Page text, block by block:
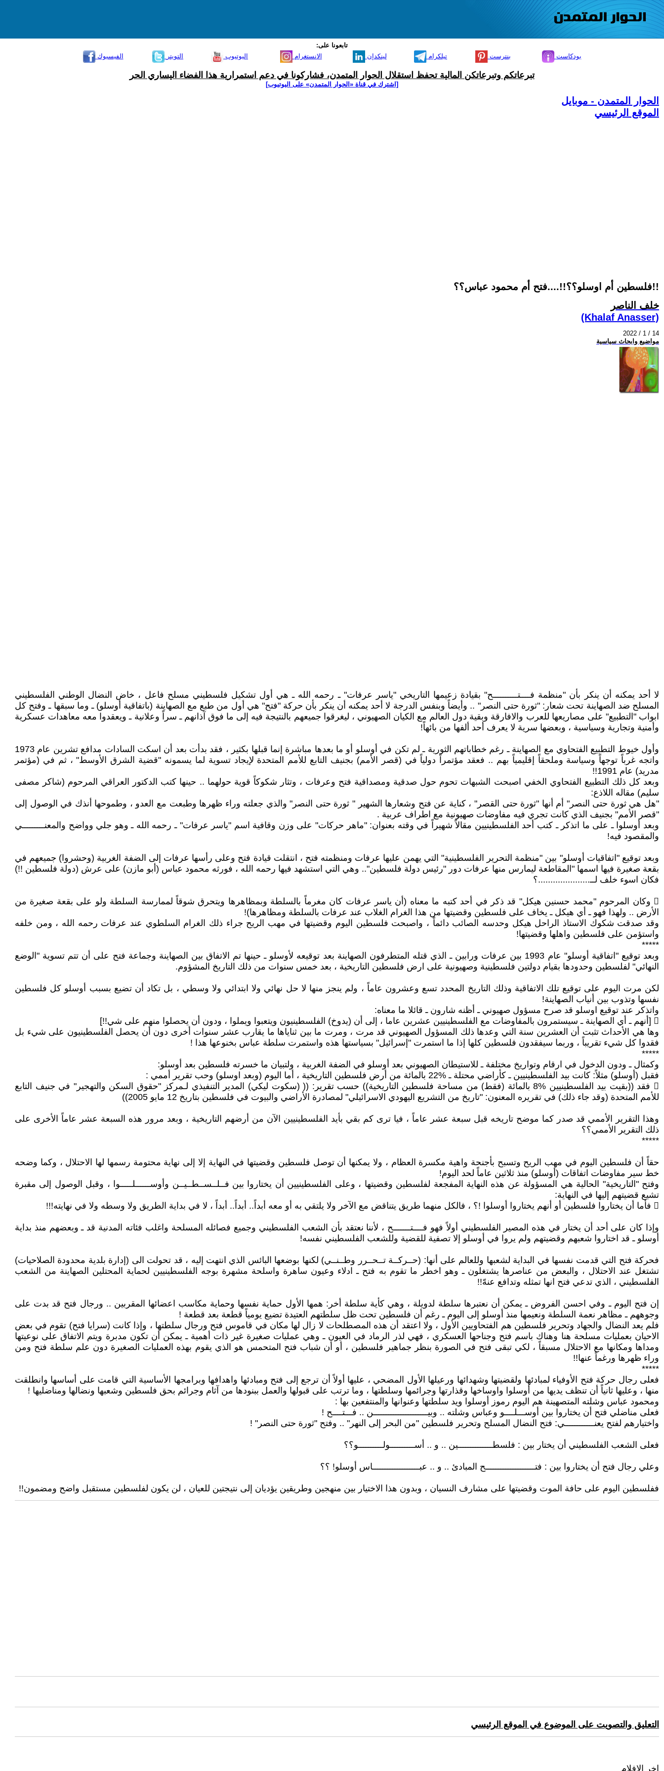
تابعونا على:
الفيسبوك
التويتر اليوتيوب الانستغرام لينكدإن تيلكرام بنترست بودكاست
تبرعاتكم وتبرعاتكن المالية تحفظ استقلال الحوار المتمدن، فشاركونا في دعم استمرارية هذا الفضاء اليساري الحر
[اشترك في قناة ‫«الحوار المتمدن» على اليوتيوب]
الحوار المتمدن - موبايل
الموقع الرئيسي
فلسطين أم اوسلو؟؟!!....فتح أم محمود عباس؟؟!!
خلف الناصر
(Khalaf Anasser)
2022 / 1 / 14
مواضيع وابحاث سياسية
لا أحد يمكنه أن ينكر بأن "منظمة فــــتــــــــــح" بقيادة زعيمها التاريخي "ياسر عرفات" ـ رحمه الله ـ هي أول تشكيل فلسطيني مسلح فاعل ، خاض النضال الوطني الفلسطيني
المسلح ضد الصهاينة تحت شعار: "ثورة حتى النصر" .. وأيضاً وبنفس الدرجة لا أحد يمكنه أن ينكر بأن حركة "فتح" هي أول من طبع مع الصهاينة (باتفاقية أوسلو) ـ وما سبقها ـ وفتح كل
ابواب "التطبيع" على مصاريعها للعرب والافارقة وبقية دول العالم مع الكيان الصهيوني ، ليغرقوا جميعهم بالنتيجة فيه إلى ما فوق آذانهم ـ سراً وعلانية ـ ويعقدوا معه معاهدات عسكرية
وأمنية وتجارية وسياسية ، وبعضها سرية لا يعرف أحد ألفها من بائهاً!
وأول خيوط التطبيع الفتحاوي مع الصهاينة ـ رغم خطاباتهم الثورية ـ لم تكن في أوسلو أو ما بعدها مباشرة إنما قبلها بكثير ، فقد بدأت بعد أن اسكت السادات مدافع تشرين عام 1973
واتجه غرباً توجهاً وسياسة وملحقاً إقليمياً بهم .. فعقد مؤتمراً دولياً في (قصر الأمم) بجنيف التابع للأمم المتحدة لإيجاد تسوية لما يسمونه "قضية الشرق الأوسط" ، ثم في (مؤتمر
مدريد) عام 1991!!
وبعد كل ذلك التطبيع الفتحاوي الخفي اصبحت الشبهات تحوم حول صدقية ومصداقية فتح وعرفات ، وتثار شكوكاً قوية حولهما .. حينها كتب الدكتور العراقي المرحوم (شاكر مصفى
سليم) مقاله اللاذع:
"هل هي ثورة حتى النصر" أم أنها "ثورة حتى القصر" ، كناية عن فتح وشعارها الشهير " ثورة حتى النصر" والذي جعلته وراء ظهرها وطبعت مع العدو ، وطموحها أنذك في الوصول إلى
"قصر الأمم" بجنيف الذي كانت تجري فيه مفاوضات صهيونية مع اطراف عربية .
وبعد أوسلوا ـ على ما اتذكر ـ كتب أحد الفلسطينيين مقالاً شهيراً في وقته بعنوان: "ماهر حركات" على وزن وقافية اسم "ياسر عرفات" ـ رحمه الله ـ وهو جلي وواضح والمعنـــــــــي
والمقصود فيه!
وبعد توقيع "اتفاقيات أوسلو" بين "منظمة التحرير الفلسطينية" التي يهمن عليها عرفات ومنظمته فتح ، انتقلت قيادة فتح وعلى رأسها عرفات إلى الضفة الغربية (وحشروا) جميعهم في
بقعة صغيرة فيها اسمها "المقاطعة ليمارس منها عرفات دور "رئيس دولة فلسطين".. وهي التي استشهد فيها رحمه الله ، فورثه محمود عباس (أبو مازن) على عرش (دولة فلسطين !!)
فكان اسوء خلف لــ.....................؟
 وكان المرحوم "محمد حسنين هيكل" قد ذكر في أحد كتبه ما معناه (أن ياسر عرفات كان مغرماً بالسلطة وبمظاهرها ويتحرق شوقاً لممارسة السلطة ولو على بقعة صغيرة من
الأرض .. ولهذا فهو ـ أي هيكل ـ يخاف على فلسطين وقضيتها من هذا الغرام الغلاب عند عرفات بالسلطة ومظاهرها)!
وقد صدقت شكوك الاستاذ الراحل هيكل وحدسه الصائب دائماً ، واصبحت فلسطين اليوم وقضيتها في مهب الريح جراء ذلك الغرام السلطوي عند عرفات رحمه الله ، ومن خلفه
واستؤمن على فلسطين واهلها وقضيتها!
*****
وبعد توقيع "اتفاقية أوسلو" عام 1993 بين عرفات ورابين ـ الذي قتله المتطرفون الصهاينة بعد توقيعه لأوسلو ـ حينها تم الاتفاق بين الصهاينة وجماعة فتح على أن تتم تسوية "الوضع
النهائي" لفلسطين وحدودها بقيام دولتين فلسطينية وصهيونية على ارض فلسطين التاريخية ، بعد خمس سنوات من ذلك التاريخ المشؤوم.
لكن مرت اليوم على توقيع تلك الاتفاقية وذلك التاريخ المحدد تسع وعشرون عاماً ، ولم ينجز منها لا حل نهائي ولا ابتدائي ولا وسطي ، بل تكاد أن تضيع بسبب أوسلو كل فلسطين
نفسها وتذوب بين أنياب الصهاينة!
واتذكر عند توقيع اوسلو قد صرح مسؤول صهيوني ـ أظنه شارون ـ قائلا ما معناه:
 [أنهم ـ أي الصهاينة ـ سيستمرون بالمفاوضات مع الفلسطينيين عشرين عاما ، إلى أن (يدوخ) الفلسطينيون ويتعبوا ويملوا ، ودون أن يحصلوا منهم على شي!!]
وها هي الأحداث تثبت أن العشرين سنة التي وعدها ذلك المسؤول الصهيوني قد مرت ، ومرت ما بين ثناياها ما يقارب عشر سنوات أخرى دون أن يحصل الفلسطينيون على شيء بل
فقدوا كل شيء تقريباً ، وربما سيفقدون فلسطين كلها إذا ما استمرت "إسرائيل" بسياستها هذه واستمرت سلطة عباس بخنوعها هذا !
*****
وكمثال ـ ودون الدخول في ارقام وتواريخ مختلفة ـ للاستيطان الصهيوني بعد أوسلو في الضفة الغربية ، ولتبيان ما خسرته فلسطين بعد أوسلو:
فقبل (أوسلو) مثلاً: كانت بيد الفلسطينيين ـ كأراضي محتلة ـ %22 بالمائة من أرض فلسطين التاريخية ، أما اليوم (وبعد اوسلو) وحب تقرير أممي :
 فقد ((بقيت بيد الفلسطينيين %8 بالمائة (فقط) من مساحة فلسطين التاريخية)) حسب تقرير: (( (سكوت ليكي) المدير التنفيذي لـمركز "حقوق السكن والتهجير" في جنيف التابع
للأمم المتحدة (وقد جاء ذلك) في تقريره المعنون: "تاريخ من التشريع اليهودي الاسرائيلي" لمصادرة الأراضي والبيوت في فلسطين بتاريخ 12 مايو 2005))
وهذا التقرير الأممي قد صدر كما موضح تاريخه قبل سبعة عشر عاماً ، فيا ترى كم بقي بأيد الفلسطينيين الآن من أرضهم التاريخية ، وبعد مرور هذه السبعة عشر عاماً الأخرى على
ذلك التقرير الأممي؟؟
*****
حقاً أن فلسطين اليوم في مهب الريح وتسبح بأجنحة واهية مكسرة العظام ، ولا يمكنها أن توصل فلسطين وقضيتها في النهاية إلا إلى نهاية محتومة رسمها لها الاحتلال ، وكما وضحه
خط سير مفاوضات اتفاقات (أوسلو) منذ ثلاثين عاماً لحد اليوم!
وفتح "التاريخية" الحالية هي المسؤولة عن هذه النهاية المفجعة لفلسطين وقضيتها ، وعلى الفلسطينيين أن يختاروا بين فــلــســطــيــن وأوســــــلـــــوا ، وقبل الوصول إلى مقبرة
تشيع قضيتهم إليها في النهاية:
 فأما أن يختاروا فلسطين أو أنهم يختاروا أوسلوا !؟ ، فالكل منهما طريق يتناقض مع الآخر ولا يلتقي به أو معه أبداً.. أبداً.. أبداً ، لا في بداية الطريق ولا وسطه ولا في نهايته!!!
وإذا كان على أحد أن يختار في هذه المصير الفلسطيني أولاً فهو فــــتـــــــح ، لأننا نعتقد بأن الشعب الفلسطيني وجميع فصائله المسلحة واغلب فئاته المدنية قد ـ وبعضهم منذ بداية
أوسلو ـ قد اختاروا شعبهم وقضيتهم ولم يروا في أوسلو إلا تصفية للقضية وللشعب الفلسطيني نفسه!
فحركة فتح التي قدمت نفسها في البداية لشعبها وللعالم على أنها: (حــركــة تــحــرر وطــنــي) لكنها بوضعها البائس الذي انتهت إليه ، قد تحولت الى (إدارة بلدية محدودة الصلاحيات)
تشتغل عند الاحتلال ، والبعض من عناصرها يشتغلون ـ وهو اخطر ما تقوم به فتح ـ ادلاء وعيون ساهرة واسلحة مشهرة بوجه الفلسطينيين لحماية المحتلين الصهاينة من الشعب
الفلسطيني ، الذي تدعي فتح انها تمثله وتدافع عنهّ!!
إن فتح اليوم ـ وفي احسن الفروض ـ يمكن أن نعتبرها سلطة لدويلة ، وهي كأية سلطة أخر: همها الأول حماية نفسها وحماية مكاسب اعضائها المقربين .. ورجال فتح قد بدت على
وجوههم ـ مظاهر نعمة السلطة ونعيمها منذ أوسلو إلى اليوم ـ رغم أن فلسطين تحت ظل سلطتهم العتيدة تضيع يومياً قطعة بعد قطعة !
فلم يعد النضال والجهاد وتحرير فلسطين هم الفتحاويين الأول ، ولا اعتقد أن هذه المصطلحات لا زال لها مكان في قاموس فتح ورجال سلطتها ، وإذا كانت (سرايا فتح) تقوم في بعض
الاحيان بعمليات مسلحة هنا وهناك باسم فتح وجناحها العسكري ، فهي لذر الرماد في العيون ـ وهي عمليات صغيرة غير ذات أهمية ـ يمكن أن تكون مدبرة ويتم الاتفاق على نوعيتها
ومداها ومكانها مع الاحتلال مسبقاً ، لكي تبقى فتح في الصورة بنظر جماهير فلسطين ، أو أن شباب فتح المتحمس هو الذي يقوم بهذه العمليات الصغيرة دون علم سلطة فتح ومن
وراء ظهرها ورغماً عنها!!
*****
فعلى رجال حركة فتح الأوفياء لمبادئها ولقضيتها وشهدائها ورعيلها الأول المضحي ، عليها أولاً أن ترجع إلى فتح ومبادئها واهدافها وبرامجها الأساسية التي قامت على أساسها وانطلقت
منها ، وعليها ثانياً أن تنظف يديها من أوسلوا واوساخها وقذارتها وجرائمها وسلطتها ، وما ترتب على قبولها والعمل ببنودها من آثام وجرائم بحق فلسطين وشعبها ونضالها ومناضليها !
ومحمود عباس وشلته المتصهينة هم اليوم رموز أوسلوا ويد سلطتها وعنوانها والمنتفعين بها :
فعلى مناضلي فتح أن يختاروا بين أوســـلــــو وعباس وشلته .. وبيــــــــــــــــــــــن .. فـــتــــح !
واختيارهم لفتح يعنــــــــــــي: فتح النضال المسلح وتحرير فلسطين "من البحر إلى النهر" .. وفتح "ثورة حتى النصر" !
فعلى الشعب الفلسطيني أن يختار بين : فلسطــــــــــــــين .. و .. أســــــــــولــــــــــو؟؟
وعلي رجال فتح أن يختاروا بين : فتــــــــــــــــــــح المبادئ .. و .. عبـــــــــــــــــــاس أوسلو! ؟؟
ففلسطين اليوم على حافة الموت وقضيتها على مشارف النسيان ، وبدون هذا الاختيار بين منهجين وطريقين يؤديان إلى نتيجتين للعيان ، لن يكون لفلسطين مستقبل واضح ومضمون!!
التعليق والتصويت على الموضوع في الموقع الرئيسي
اخر الافلام